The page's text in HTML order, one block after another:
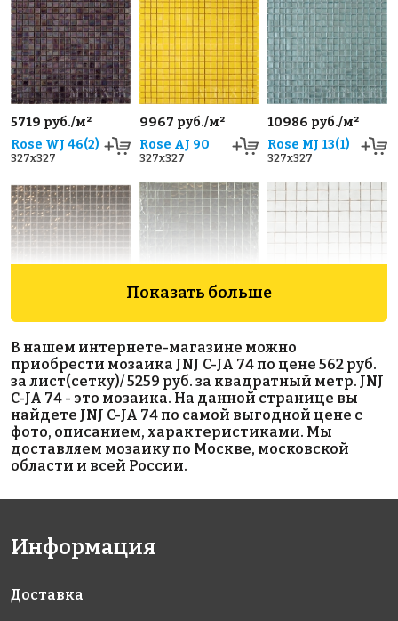
5719 руб./м²
Rose WJ 46(2)
327x327
9967 руб./м²
Rose AJ 90
327x327
10986 руб./м²
Rose MJ 13(1)
327x327
8603 руб./м²
Golden Effect
HP23R-15
327x327
3919 руб./м²
Golden Effect
GE02-20
327x327
5259 руб./м²
JNJ C-JA 16
327x327
8603 руб./м²
Golden Effect
327x327
JNJ IC 80
Показать больше
В нашем интернете-магазине можно
приобрести мозаика JNJ C-JA 74 по цене 562 руб.
за лист(сетку)/ 5259 руб. за квадратный метр. JNJ
C-JA 74 - это мозаика. На данной странице вы
найдете JNJ C-JA 74 по самой выгодной цене с
фото, описанием, характеристиками. Мы
доставляем мозаику по Москве, московской
области и всей России.
Информация
Доставка